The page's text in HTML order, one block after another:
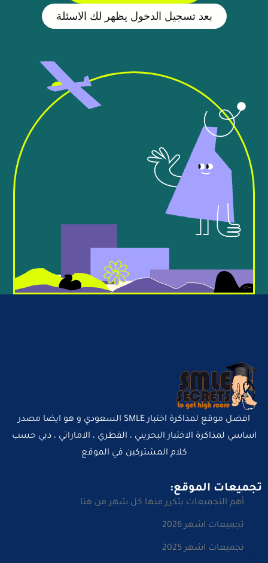
بعد تسجيل الدخول يظهر لك الاسئلة
افضل موقع لمذاكرة اختبار SMLE السعودي و هو ايضا مصدر
اساسي لمذاكرة الاختبار البحريني ، القطري ، الاماراتي ، دبي حسب
كلام المشتركين في الموقع
تجميعات الموقع:
أهم التجميعات يتكرر منها كل شهر من هنا
تجميعات اشهر 2026
تجميعات اشهر 2025